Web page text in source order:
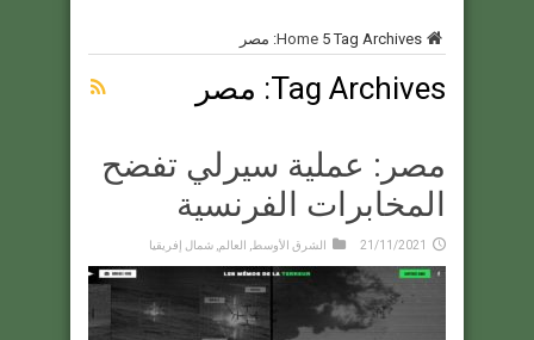
Home 5Tag Archives: مصر
Tag Archives: مصر
مصر: عملية سيرلي تفضح
المخابرات الفرنسية
21/11/2021 الشرق الأوسط العالم شمال إفريقيا